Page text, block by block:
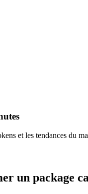
premières
et les tendances du
un package